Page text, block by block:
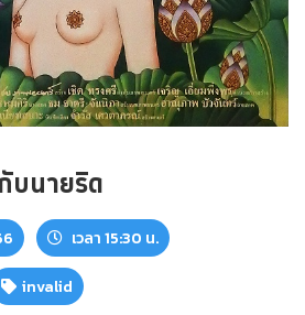
บนายริด
เวลา 15:30 น.
invalid